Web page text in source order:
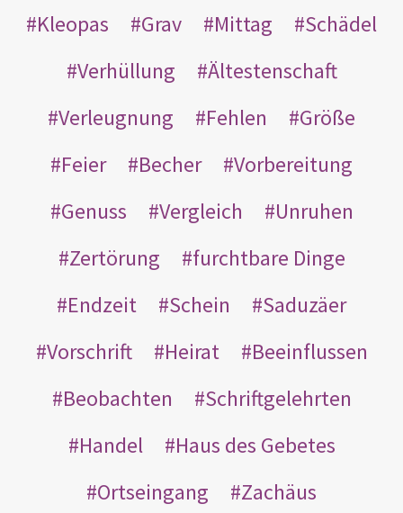
Kleopas
Grav Mittag
Schädel
Verhüllung
Ältestenschaft
Verleugnung
Fehlen
Größe
Feier
Becher
Vorbereitung
Genuss
Vergleich
Unruhen
Zertörung
furchtbare Dinge
Endzeit
Schein
Saduzäer
Vorschrift
Heirat
Beeinflussen
Beobachten
Schriftgelehrten
Handel
Haus des Gebetes
Ortseingang
Zachäus